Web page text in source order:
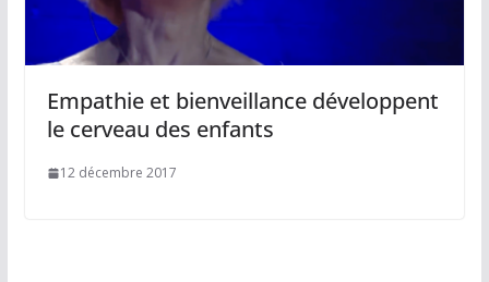
Empathie et bienveillance développent
le cerveau des enfants
12 décembre 2017